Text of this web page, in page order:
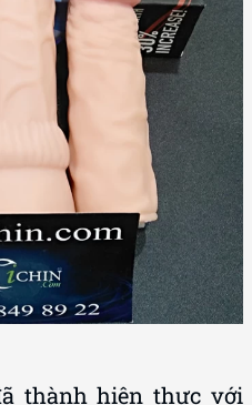
thành hiện thực với